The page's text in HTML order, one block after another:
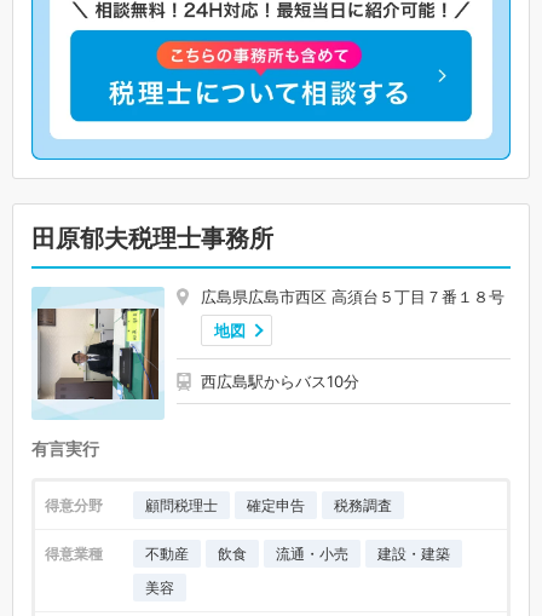
田原郁夫税理士事務所
広島県広島市西区 高須台５丁目７番１８号
地図
西広島駅からバス10分
有言実行
得意分野 顧問税理士 確定申告 税務調査
得意業種 不動産 飲食 流通・小売
建設・建築
美容